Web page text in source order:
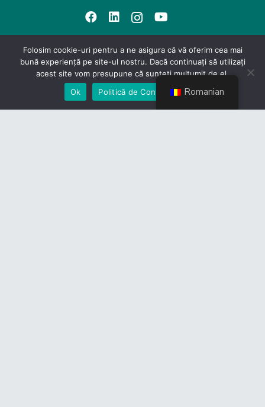
Link-uri utile
Romanian
Folosim cookie-uri pentru a ne asigura că vă oferim cea mai
bună experiență pe site-ul nostru. Dacă continuați să utilizați
acest site vom presupune că sunteți mulțumit de el.
Ok
Politică de Confidențialiate